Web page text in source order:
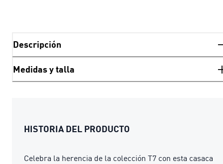
Descripción
Medidas y talla
HISTORIA DEL PRODUCTO
Celebra la herencia de la colección T7 con esta casaca